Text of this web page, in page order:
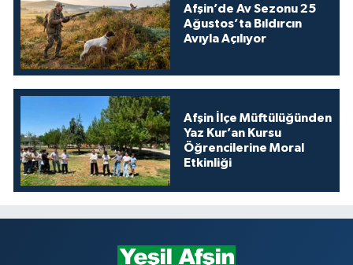
Afşin’de Av Sezonu 25
Ağustos’ta Bıldırcın
Avıyla Açılıyor
Afşin İlçe Müftülüğünden
Yaz Kur’an Kursu
Öğrencilerine Moral
Etkinliği